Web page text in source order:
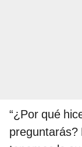
“¿Por qué
preguntarás?